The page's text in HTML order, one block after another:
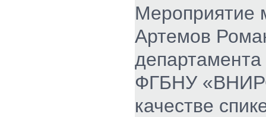
Мероприятие
Артемов
ФГБНУ
качестве